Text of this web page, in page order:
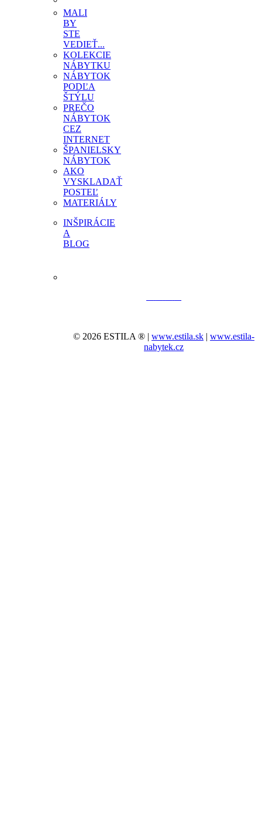
MALI
BY
STE
VEDIEŤ...
KOLEKCIE
NÁBYTKU
NÁBYTOK
PODĽA
ŠTÝLU
PREČO
NÁBYTOK
CEZ
INTERNET
ŠPANIELSKY
NÁBYTOK
AKO
VYSKLADAŤ
POSTEĽ
MATERIÁLY
INŠPIRÁCIE
A
BLOG
© 2026 ESTILA ® |www.estila.sk |www.estila-
nabytek.cz